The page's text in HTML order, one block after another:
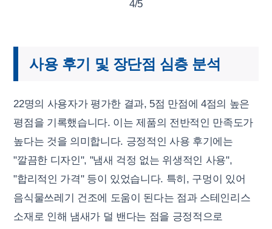
4/5
사용 후기 및 장단점 심층 분석
22명의 사용자가 평가한 결과, 5점 만점에 4점의 높은
평점을 기록했습니다. 이는 제품의 전반적인 만족도가
높다는 것을 의미합니다. 긍정적인 사용 후기에는
"깔끔한 디자인", "냄새 걱정 없는 위생적인 사용",
"합리적인 가격" 등이 있었습니다. 특히, 구멍이 있어
음식물쓰레기 건조에 도움이 된다는 점과 스테인리스
소재로 인해 냄새가 덜 밴다는 점을 긍정적으로